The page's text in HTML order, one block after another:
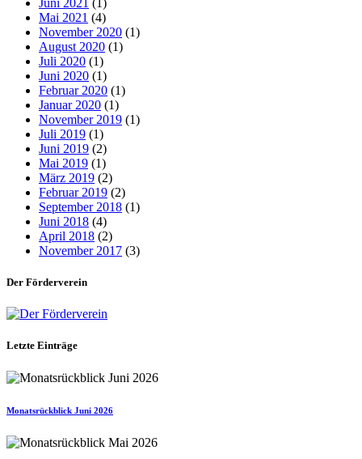
Juni 2021 (1)
Mai 2021 (4)
November 2020 (1)
August 2020 (1)
Juli 2020 (1)
Juni 2020 (1)
Februar 2020 (1)
Januar 2020 (1)
November 2019 (1)
Juli 2019 (1)
Juni 2019 (2)
Mai 2019 (1)
März 2019 (2)
Februar 2019 (2)
September 2018 (1)
Juni 2018 (4)
April 2018 (2)
November 2017 (3)
Der Förderverein
Letzte Einträge
Monatsrückblick Juni 2026